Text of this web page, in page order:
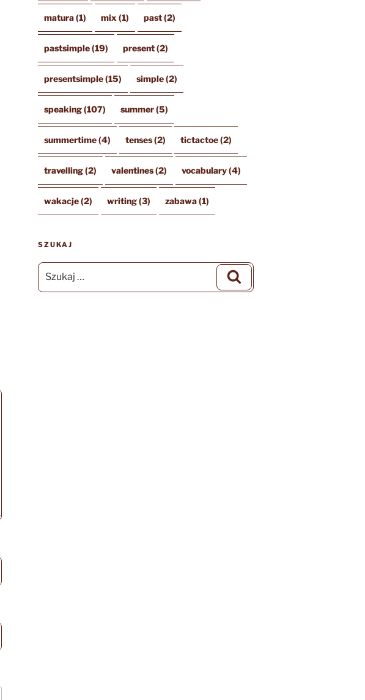
matura(1) mix (1) past(2)
pastsimple(19) present(2)
presentsimple(15) simple(2)
speaking(107) summer(5)
summertime(4) tenses(2) tictactoe(2)
travelling(2) valentines(2) vocabulary(4)
wakacje(2) writing(3) zabawa(1)
SZUKAJ
Szukaj: